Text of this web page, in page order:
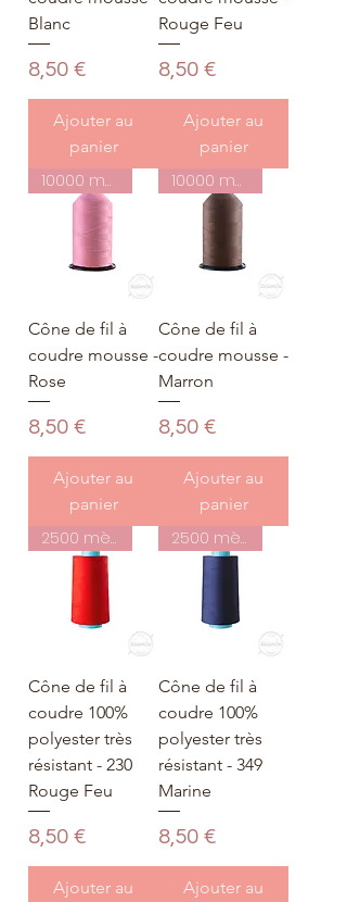
Blanc
Prix
8,50 €
Ajouter au
panier
Rouge Feu
Prix
8,50 €
Ajouter au
panier
10000 mètres
Cône de fil à
coudre mousse -
Rose
Prix
8,50 €
Ajouter au
panier
10000 mètres
Cône de fil à
coudre mousse -
Marron
Prix
8,50 €
Ajouter au
panier
2500 mètres
Cône de fil à
coudre 100%
polyester très
résistant - 230
Rouge Feu
Prix
8,50 €
Ajouter au
2500 mètres
Cône de fil à
coudre 100%
polyester très
résistant - 349
Marine
Prix
8,50 €
Ajouter au